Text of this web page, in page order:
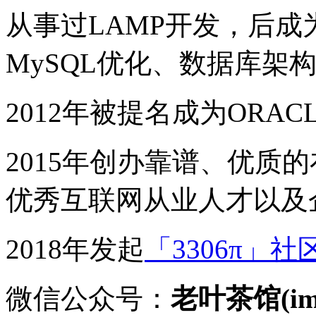
从事过LAMP开发，后成
MySQL优化、数据库架
2012年被提名成为
2015年创办靠谱、优质
优秀互联网从业人才以
2018年发起 「3306π」社
微信公众号： 老叶茶馆